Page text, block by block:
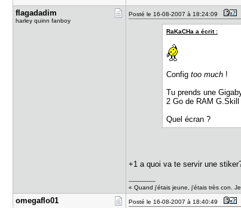
flagadadim
harley quinn fanboy
Posté le 16-08-2007 à 18:24:09
RaKaCHa a écrit :
Config too much!
Tu prends une
2 Go de RAM
Quel écran ?
+1 a quoi va te servir une
---------------
« Quand j'étais jeune, j'étais très con.
omegaflo01 Posté le 16-08-2007 à 18:40:49